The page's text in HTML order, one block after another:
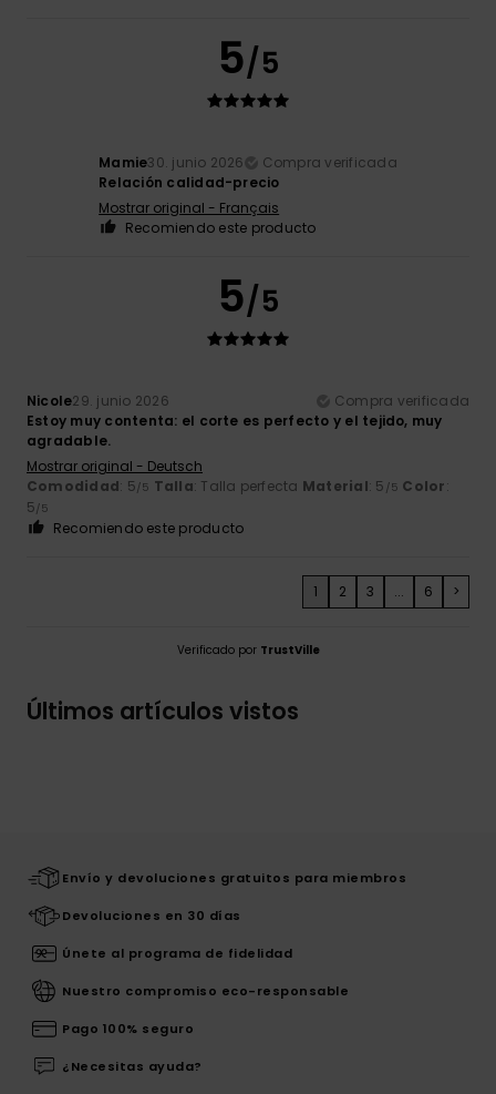
5/5
Mamie30. junio 2026
Compra verificada
Relación calidad-precio
Mostrar original - Français
Recomiendo este producto
5/5
Nicole29. junio 2026
Compra verificada
Estoy muy contenta: el corte es perfecto y el tejido, muy
agradable.
Mostrar original - Deutsch
Comodidad: 5/5 Talla: Talla perfecta Material: 5 /5 Color:
5/5
Recomiendo este producto
1 2 3 ... 6 >
Verificado por TrustVille
Últimos artículos vistos
Envío y devoluciones gratuitos para miembros
Devoluciones en 30 días
Únete al programa de fidelidad
Nuestro compromiso eco-responsable
Pago 100% seguro
¿Necesitas ayuda?